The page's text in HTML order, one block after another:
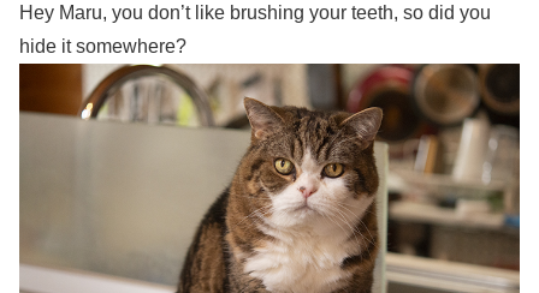
Hey Maru, you don’t like brushing your teeth, so did you
hide it somewhere?